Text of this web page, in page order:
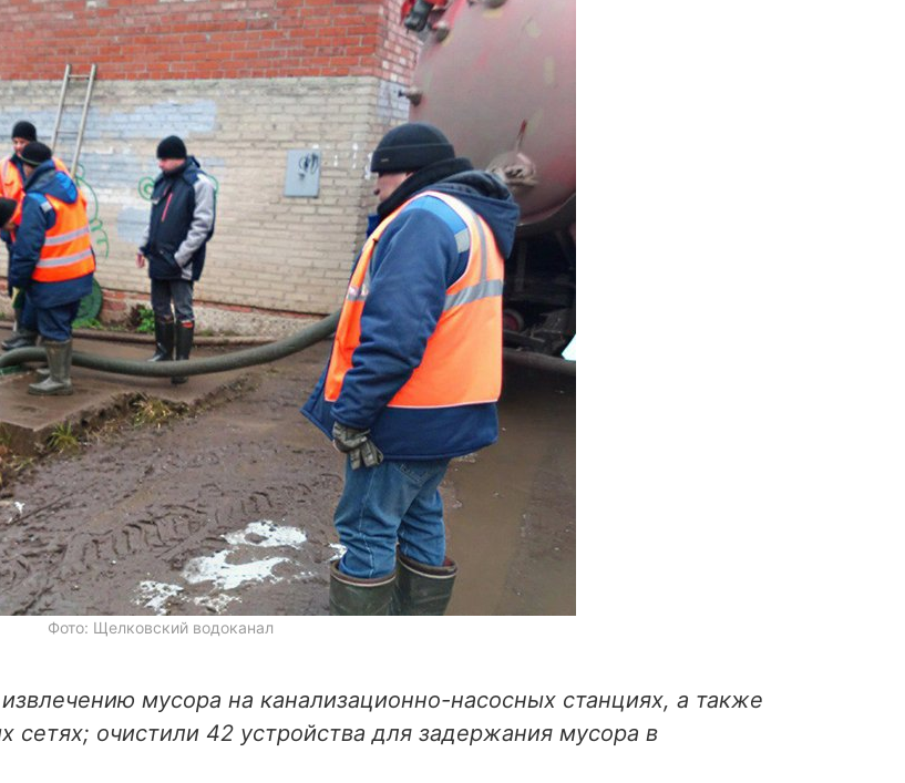
Фото: Щелковский водоканал
мусора на канализационно-насосных станциях, а также
сетях; очистили 42 устройства для задержания мусора в